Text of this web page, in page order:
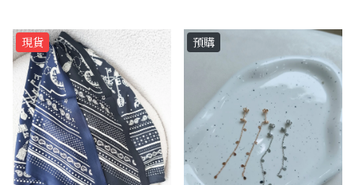
現貨 預購